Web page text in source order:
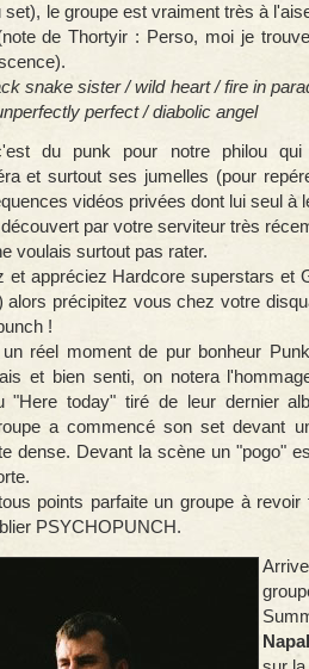
set), le groupe est vraiment très à
de Thortyir : Perso, moi je
snake sister / wild heart / fire in
perfect / diabolic angel
du punk pour notre philou qui
et surtout ses jumelles (pour
vidéos privées dont lui seul à
par votre serviteur très
voulais surtout pas rater.
et appréciez Hardcore superstars et
alors précipitez vous chez votre
!
réel moment de pur bonheur
et bien senti, on notera
"Here today" tiré de leur dernier
a commencé son set devant
dense. Devant la scène un "pogo"
points parfaite un groupe à revoir
PSYCHOPUNCH.